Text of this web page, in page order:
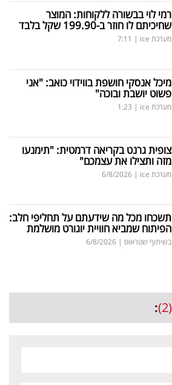
רמי לוי בבשורה ללקוחות: המוצר
שחיכיתם לו חוזר ב-199.90 שקל בלבד
מערכת ice |
7:11
מיכל אנסקי חושפת בווידוי כואב: "אני
פשוט יושבת ובוכה"
מערכת ice |
1:23
צופית גרנט בקריאה דרמטית: "תימנעו
מזה ותצילו את עצמכם"
מערכת ice |
6/8/2026
תשכחו מכל מה שידעתם על תחליפי חלב:
הפיתוח שמביא חוויית יוגורט מושלמת
בשיתוף שטראוס |
6/8/2026
(2)
: